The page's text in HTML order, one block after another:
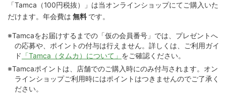
「Tamca （100円税抜）
」は当オンラインショップにてご購⼊いた
だけます。 年会費は 無料 です。
※Tamcaをお届けするまでの「仮の会員番号」では、プレゼントへ
の応募や、ポイントの付与は⾏えません。詳しくは、ご利⽤ガイ
ド 「Tamca（タムカ）について」 をご確認ください。
※Tamcaポイントは、店舗でのご購⼊時にのみ付与されます。オン
ラインショップご利用時にはポイントはつきませんのでご了承く
ださい。